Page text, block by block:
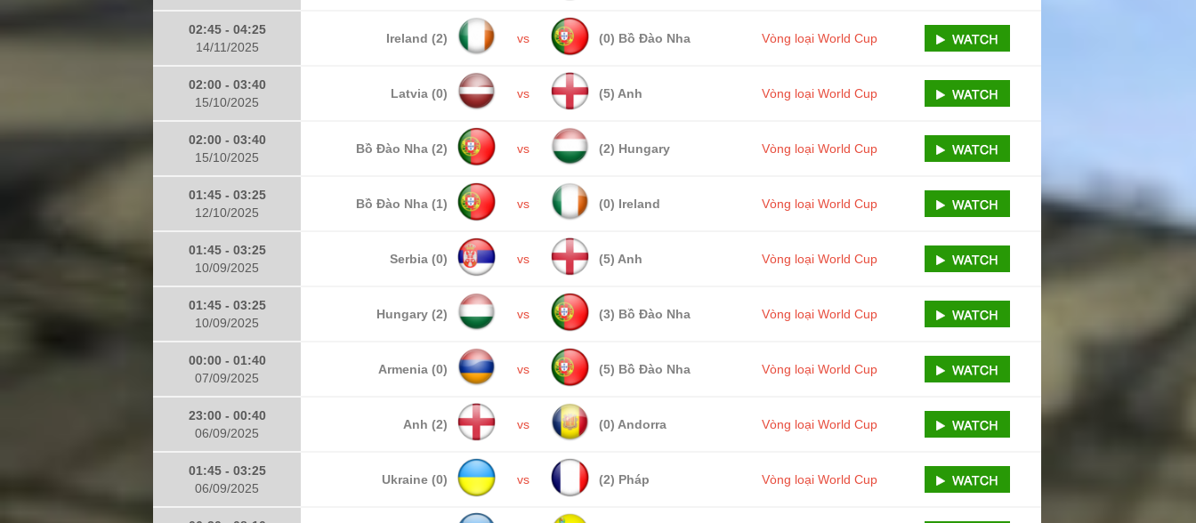
02:45 - 04:25
14/11/2025
Ireland (2) vs (0) Bồ Đào Nha Vòng loại World Cup
02:00 - 03:40
15/10/2025
Latvia (0) vs (5) Anh Vòng loại World Cup
02:00 - 03:40
15/10/2025
Bồ Đào Nha (2) vs (2) Hungary Vòng loại World Cup
01:45 - 03:25
12/10/2025
Bồ Đào Nha (1) vs (0) Ireland Vòng loại World Cup
01:45 - 03:25
10/09/2025
Serbia (0) vs (5) Anh Vòng loại World Cup
01:45 - 03:25
10/09/2025
Hungary (2) vs (3) Bồ Đào Nha Vòng loại World Cup
00:00 - 01:40
07/09/2025
Armenia (0) vs (5) Bồ Đào Nha Vòng loại World Cup
23:00 - 00:40
06/09/2025
Anh (2) vs (0) Andorra Vòng loại World Cup
01:45 - 03:25
06/09/2025
Ukraine (0) vs (2) Pháp Vòng loại World Cup